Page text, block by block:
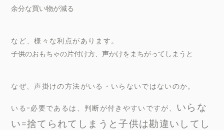
余分な買い物が減る
など、様々な利点があります。
子供のおもちゃの片付け方、声かけをまちがってしまうと
なぜ、声掛けの方法がいる・いらないではないのか。
いる=必要であるは、判断が付きやすいですが、 いらな
い=捨てられてしまうと子供は勘違いしてし